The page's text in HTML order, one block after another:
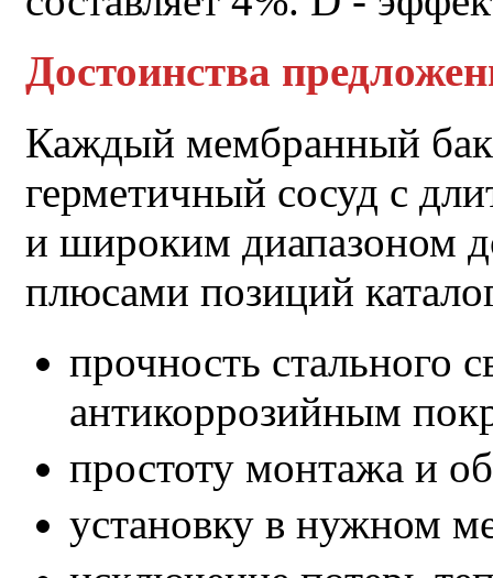
Достоинства
Каждый мембранный бак
герметичный сосуд с
и широким диапазоном
плюсами позиций
прочность стального
антикоррозийным
простоту монтажа и
установку в нужном